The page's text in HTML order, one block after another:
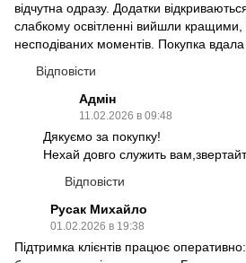
відчутна одразу. Додатки
слабкому освітленні вийшли кращими,
несподіваних моментів. Покупка
Відповісти
Адмін
11.02.2026 в 09:48
Дякуємо за покупку!
Нехай довго служить
Відповісти
Русак Михайло
01.02.2026 в 19:38
Підтримка клієнтів працює